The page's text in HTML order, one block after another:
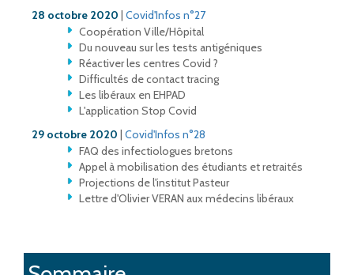
28 octobre 2020 | Covid'Infos n°27
Coopération Ville/Hôpital
Du nouveau sur les tests antigéniques
Réactiver les centres Covid ?
Difficultés de contact tracing
Les libéraux en EHPAD
L'application Stop Covid
29 octobre 2020 | Covid'Infos n°28
FAQ des infectiologues bretons
Appel à mobilisation des étudiants et retraités
Projections de l'institut Pasteur
Lettre d'Olivier VERAN aux médecins libéraux